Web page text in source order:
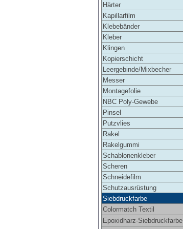
Härter
Kapillarfilm
Klebebänder
Kleber
Klingen
Kopierschicht
Leergebinde/Mixbecher
Messer
Montagefolie
NBC Poly-Gewebe
Pinsel
Putzvlies
Rakel
Rakelgummi
Schablonenkleber
Scheren
Schneidefilm
Schutzausrüstung
Siebdruckfarbe
Colormatch Textil
Epoxidharz-Siebdruckfarbe